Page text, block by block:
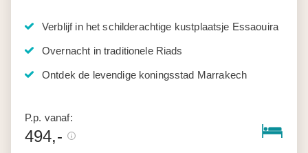
Verblijf in het schilderachtige kustplaatsje Essaouira
Overnacht in traditionele Riads
Ontdek de levendige koningsstad Marrakech
P.p. vanaf:
494,-